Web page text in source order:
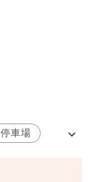
停車場